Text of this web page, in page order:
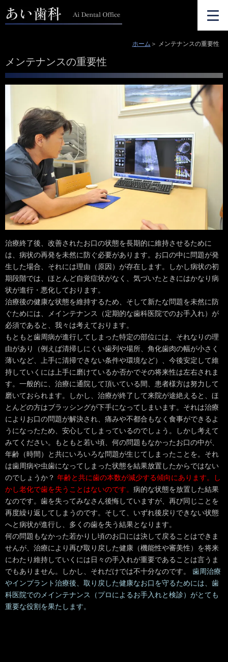
ホーム メンテナンスの重要性
メンテナンスの重要性
治療終了後、改善されたお口の状態を長期的に維持させるために
は、病状の再発を未然に防ぐ必要があります。お口の中に問題が発
生した場合、それには理由（原因）が存在します。しかし病状の初
期段階では、ほとんど自覚症状がなく、気づいたときにはかなり病
状が進行・悪化しております。
治療後の健康な状態を維持するため、そして新たな問題を未然に防
ぐためには、メインテナンス（定期的な歯科医院でのお手入れ）が
必須であると、我々は考えております。
もともと歯周病が進行してしまった特定の部位には、それなりの理
由があり（例えば清掃しにくい歯列や場所、角化歯肉の幅が小さく
薄いなど、上手に清掃できない条件や環境など）、今後安定して維
持していくには上手に磨けているか否かでその将来性は左右されま
す。一般的に、治療に通院して頂いている間、患者様方は努力して
磨いておられます。しかし、治療が終了して来院が途絶えると、ほ
とんどの方はブラッシングが下手になってしまいます。それは治療
によりお口の問題が解決され、痛みや不都合もなく食事ができるよ
うになったため、安心してしまっているのでしょう。しかし考えて
みてください。もともと若い頃、何の問題もなかったお口の中が、
年齢（時間）と共にいろいろな問題が生じてしまったことを。それ
は歯周病や虫歯になってしまった状態を結果放置したからではない
のでしょうか？ 年齢と共に歯の本数が減少する傾向にあります。し
かし老化で歯を失うことはないのです。 病的な状態を放置した結果
なのです。歯を失ってみなさん後悔していますが、再び同じことを
再度繰り返してしまうのです。そして、いずれ後戻りできない状態
へと病状が進行し、多くの歯を失う結果となります。
何の問題もなかった若かりし頃のお口には決して戻ることはできま
せんが、治療により再び取り戻した健康（機能性や審美性）を将来
にわたり維持していくには日々の手入れが重要であることは言うま
でもありません。しかし、それだけでは不十分なのです。 歯周治療
やインプラント治療後、取り戻した健康なお口を守るためには、歯
科医院でのメインテナンス（プロによるお手入れと検診）がとても
重要な役割を果たします。